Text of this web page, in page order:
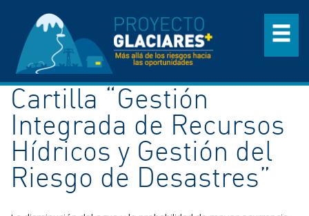
Cartilla “Gestión
Integrada de Recursos
Hídricos y Gestión del
Riesgo de Desastres”